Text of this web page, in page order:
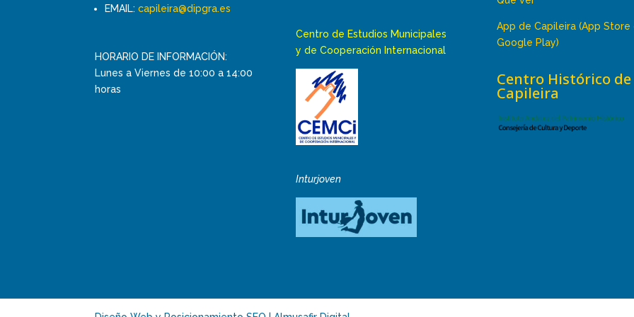
EMAIL:capileira@dipgra.es
HORARIO DE INFORMACIÓN:
Lunes a Viernes de 10:00 a 14:00
horas
Centro de Estudios Municipales
y de Cooperación Internacional
Inturjoven
App de Capileira (App Store
Google Play)
Centro Histórico de
Capileira